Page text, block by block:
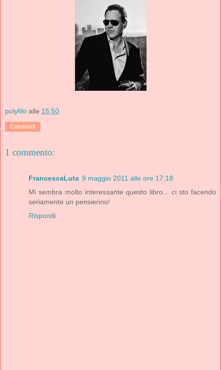
polyfilo alle 15:50
Condividi
1 commento:
FrancescaLuta 9 maggio 2011 alle ore 17:18
Mi sembra molto interessante questo libro... ci sto facendo
seriamente un pensierino!
Rispondi